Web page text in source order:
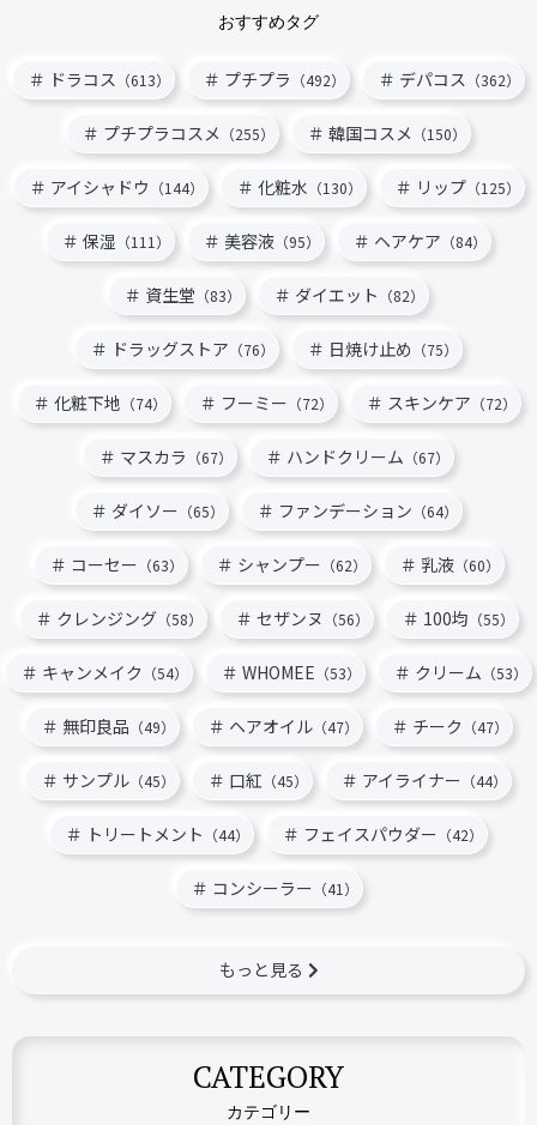
おすすめタグ
ドラコス （613） プチプラ （492） デパコス （362）
プチプラコスメ （255） 韓国コスメ （150）
アイシャドウ （144） 化粧水 （130） リップ（125）
保湿 （111） 美容液 （95） ヘアケア （84）
資生堂 （83） ダイエット （82）
ドラッグストア （76） 日焼け止め （75）
化粧下地 （74） フーミー （72） スキンケア （72）
マスカラ （67） ハンドクリーム （67）
ダイソー （65） ファンデーション （64）
コーセー （63） シャンプー （62） 乳液（60）
クレンジング（58） セザンヌ （56） 100均 （55）
キャンメイク （54） WHOMEE （53） クリーム （53）
無印良品 （49） ヘアオイル（47） チーク （47）
サンプル （45） 口紅 （45） アイライナー （44）
トリートメント （44） フェイスパウダー （42）
コンシーラー （41）
もっと見る
CATEGORY
カテゴリー